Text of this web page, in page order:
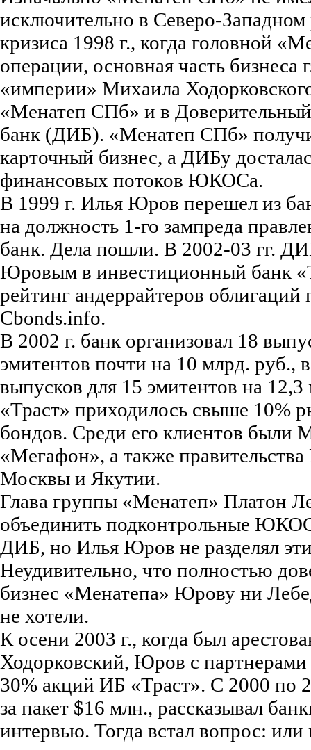
исключительно в Северо-
кризиса 1998 г., когда головной
операции, основная часть бизнеса
«империи» Михаила
«Менатеп СПб» и в
банк (ДИБ). «Менатеп СПб»
карточный бизнес, а ДИБу
финансовых потоков ЮКОСа.
В 1999 г. Илья Юров перешел из
на должность 1-го зампреда
банк. Дела пошли. В 2002-03 гг.
Юровым в инвестиционный банк
рейтинг андеррайтеров облигаций
Cbonds.info.
В 2002 г. банк организовал 18
эмитентов почти на 10 млрд. руб.,
выпусков для 15 эмитентов на
«Траст» приходилось свыше 10%
бондов. Среди его клиентов были
«Мегафон», а также
Москвы и Якутии.
Глава группы «Менатеп» Платон
объединить подконтрольные
ДИБ, но Илья Юров не разделял
Неудивительно, что полностью
бизнес «Менатепа» Юрову ни
не хотели.
К осени 2003 г., когда был
Ходорковский, Юров с партнерами
30% акций ИБ «Траст». С 2000 по
за пакет $16 млн., рассказывал
интервью. Тогда встал вопрос: